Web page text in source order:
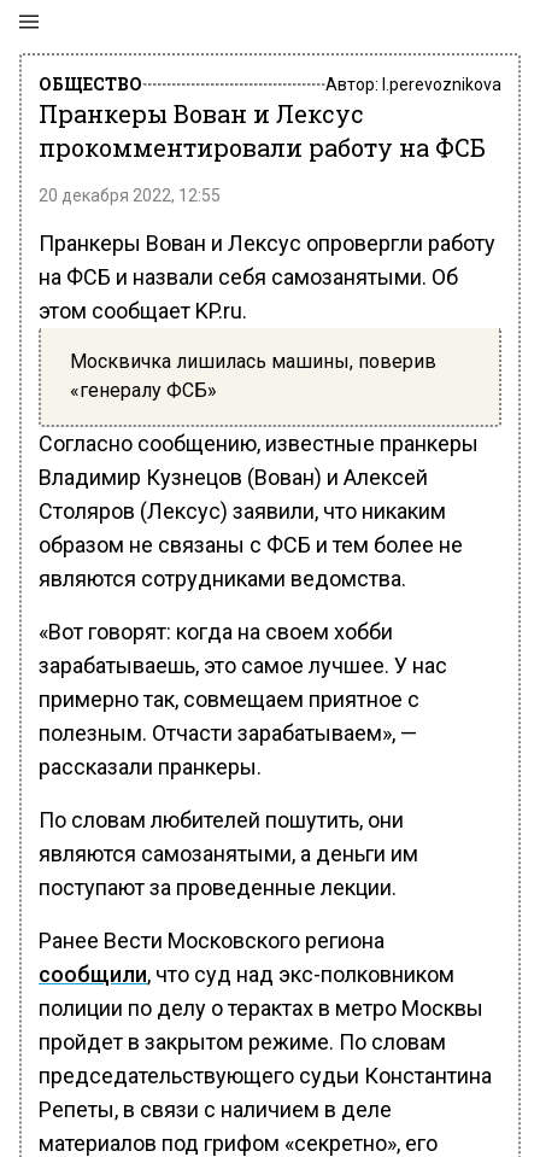
ОБЩЕСТВО Автор: l.perevoznikova
Пранкеры Вован и Лексус
прокомментировали работу на ФСБ
20 декабря 2022, 12:55
Пранкеры Вован и Лексус опровергли работу
на ФСБ и назвали себя самозанятыми. Об
этом сообщает KP.ru.
Москвичка лишилась машины, поверив
«генералу ФСБ»
Согласно сообщению, известные пранкеры
Владимир Кузнецов (Вован) и Алексей
Столяров (Лексус) заявили, что никаким
образом не связаны с ФСБ и тем более не
являются сотрудниками ведомства.
«Вот говорят: когда на своем хобби
зарабатываешь, это самое лучшее. У нас
примерно так, совмещаем приятное с
полезным. Отчасти зарабатываем», —
рассказали пранкеры.
По словам любителей пошутить, они
являются самозанятыми, а деньги им
поступают за проведенные лекции.
Ранее Вести Московского региона
сообщили, что суд над экс-полковником
полиции по делу о терактах в метро Москвы
пройдет в закрытом режиме. По словам
председательствующего судьи Константина
Репеты, в связи с наличием в деле
материалов под грифом «секретно», его